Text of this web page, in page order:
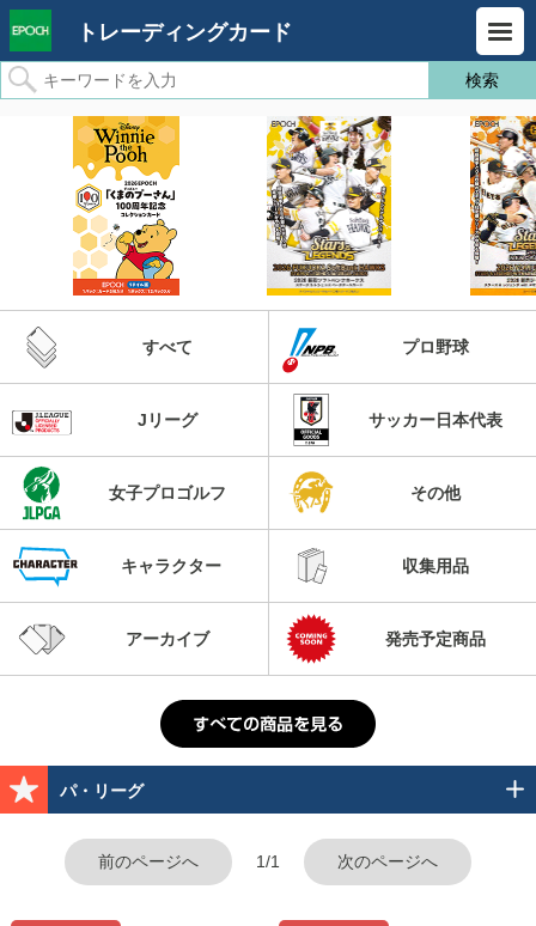
トレーディングカード
すべて プロ野球
Jリーグ サッカー日本代表
女子プロゴルフ その他
キャラクター 収集用品
アーカイブ 発売予定商品
パ・リーグ
前のページへ 1/1 次のページへ